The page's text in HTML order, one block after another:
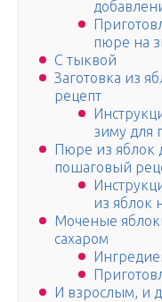
пюре на
С тыквой
Заготовка из
рецепт
зиму для
Пюре из яблок
пошаговый
из яблок
Моченые
сахаром
И взрослым, и